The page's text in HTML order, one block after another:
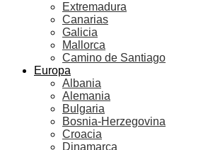
Extremadura
Canarias
Galicia
Mallorca
Camino de Santiago
Europa
Albania
Alemania
Bulgaria
Bosnia-Herzegovina
Croacia
Dinamarca